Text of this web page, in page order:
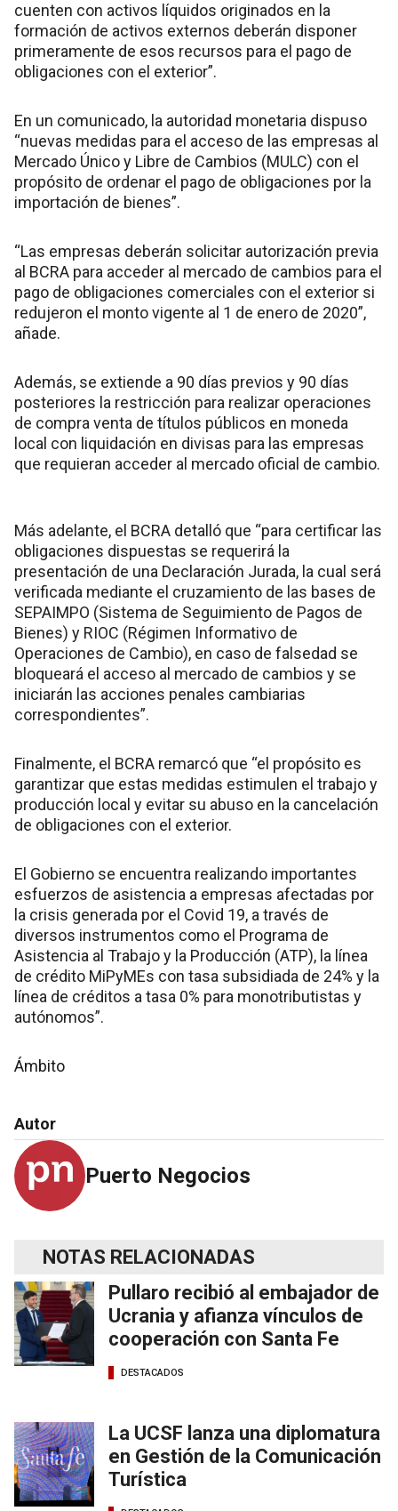
cuenten con activos líquidos originados en la
formación de activos externos deberán disponer
primeramente de esos recursos para el pago de
obligaciones con el exterior”.
En un comunicado, la autoridad monetaria dispuso
“nuevas medidas para el acceso de las empresas al
Mercado Único y Libre de Cambios (MULC) con el
propósito de ordenar el pago de obligaciones por la
importación de bienes”.
“Las empresas deberán solicitar autorización previa
al BCRA para acceder al mercado de cambios para el
pago de obligaciones comerciales con el exterior si
redujeron el monto vigente al 1 de enero de 2020”,
añade.
Además, se extiende a 90 días previos y 90 días
posteriores la restricción para realizar operaciones
de compra venta de títulos públicos en moneda
local con liquidación en divisas para las empresas
que requieran acceder al mercado oficial de cambio.
Más adelante, el BCRA detalló que “para certificar las
obligaciones dispuestas se requerirá la
presentación de una Declaración Jurada, la cual será
verificada mediante el cruzamiento de las bases de
SEPAIMPO (Sistema de Seguimiento de Pagos de
Bienes) y RIOC (Régimen Informativo de
Operaciones de Cambio), en caso de falsedad se
bloqueará el acceso al mercado de cambios y se
iniciarán las acciones penales cambiarias
correspondientes”.
Finalmente, el BCRA remarcó que “el propósito es
garantizar que estas medidas estimulen el trabajo y
producción local y evitar su abuso en la cancelación
de obligaciones con el exterior.
El Gobierno se encuentra realizando importantes
esfuerzos de asistencia a empresas afectadas por
la crisis generada por el Covid 19, a través de
diversos instrumentos como el Programa de
Asistencia al Trabajo y la Producción (ATP), la línea
de crédito MiPyMEs con tasa subsidiada de 24% y la
línea de créditos a tasa 0% para monotributistas y
autónomos”.
Ámbito
Autor
Puerto Negocios
NOTAS RELACIONADAS
Pullaro recibió al embajador de
Ucrania y afianza vínculos de
cooperación con Santa Fe
DESTACADOS
La UCSF lanza una diplomatura
en Gestión de la Comunicación
Turística